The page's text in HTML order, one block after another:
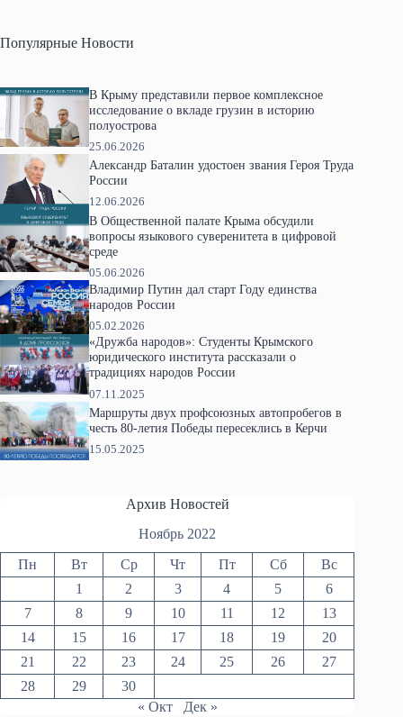
Популярные Новости
В Крыму представили первое комплексное
исследование о вкладе грузин в историю
полуострова
25.06.2026
Александр Баталин удостоен звания Героя Труда
России
12.06.2026
В Общественной палате Крыма обсудили
вопросы языкового суверенитета в цифровой
среде
05.06.2026
Владимир Путин дал старт Году единства
народов России
05.02.2026
«Дружба народов»: Студенты Крымского
юридического института рассказали о
традициях народов России
07.11.2025
Маршруты двух профсоюзных автопробегов в
честь 80-летия Победы пересеклись в Керчи
15.05.2025
Архив Новостей
Ноябрь 2022
Пн Вт Ср Чт Пт Сб
Вс
1
2 3 4 5
6
7
8 9 10 11 12
13
14
15 16 17 18 19
20
21
22 23 24 25 26
27
28
29
30
« Окт
Дек »